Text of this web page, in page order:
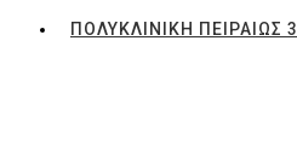
ΠΟΛΥΚΛΙΝΙΚΗ ΠΕΙΡΑΙΩΣ 3